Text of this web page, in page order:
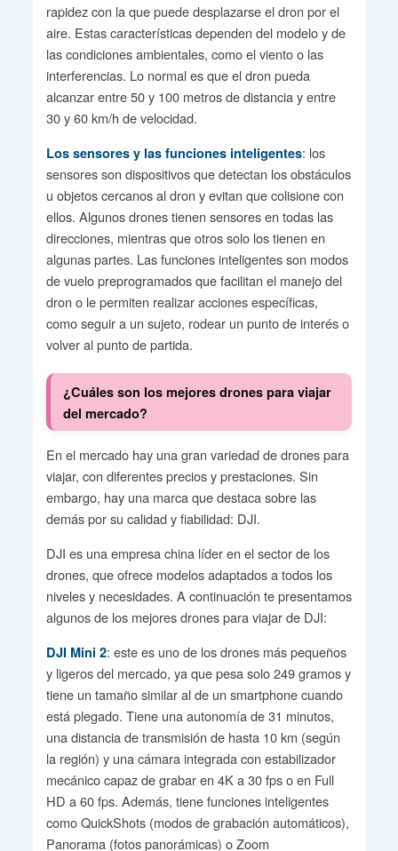
rapidez con la que puede desplazarse el dron por el
aire. Estas características dependen del modelo y de
las condiciones ambientales, como el viento o las
interferencias. Lo normal es que el dron pueda
alcanzar entre 50 y 100 metros de distancia y entre
30 y 60 km/h de velocidad.
Los sensores y las funciones inteligentes: los
sensores son dispositivos que detectan los obstáculos
u objetos cercanos al dron y evitan que colisione con
ellos. Algunos drones tienen sensores en todas las
direcciones, mientras que otros solo los tienen en
algunas partes. Las funciones inteligentes son modos
de vuelo preprogramados que facilitan el manejo del
dron o le permiten realizar acciones específicas,
como seguir a un sujeto, rodear un punto de interés o
volver al punto de partida.
¿Cuáles son los mejores drones para viajar
del mercado?
En el mercado hay una gran variedad de drones para
viajar, con diferentes precios y prestaciones. Sin
embargo, hay una marca que destaca sobre las
demás por su calidad y fiabilidad: DJI.
DJI es una empresa china líder en el sector de los
drones, que ofrece modelos adaptados a todos los
niveles y necesidades. A continuación te presentamos
algunos de los mejores drones para viajar de DJI:
DJI Mini 2: este es uno de los drones más pequeños
y ligeros del mercado, ya que pesa solo 249 gramos y
tiene un tamaño similar al de un smartphone cuando
está plegado. Tiene una autonomía de 31 minutos,
una distancia de transmisión de hasta 10 km (según
la región) y una cámara integrada con estabilizador
mecánico capaz de grabar en 4K a 30 fps o en Full
HD a 60 fps. Además, tiene funciones inteligentes
como QuickShots (modos de grabación automáticos),
Panorama (fotos panorámicas) o Zoom